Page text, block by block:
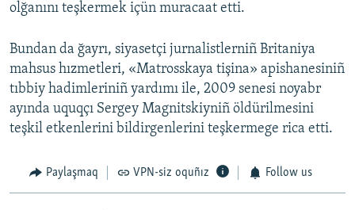
olğanını teşkermek içün muracaat etti.
Bundan da ğayrı, siyasetçi jurnalistlerniñ Britaniya
mahsus hızmetleri, «Matrosskaya tişina» apishanesiniñ
tıbbiy hadimleriniñ yardımı ile, 2009 senesi noyabr
ayında uquqçı Sergey Magnitskiyniñ öldürilmesini
teşkil etkenlerini bildirgenlerini teşkermege rica etti.
Paylaşmaq VPN-siz oquñız Follow us